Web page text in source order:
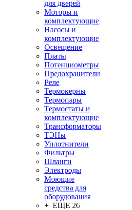
для дверей
Моторы и
комплектующие
Насосы и
комплектующие
Освещение
Платы
Потенциометры
Предохранители
Реле
Термокерны
Термопары
Термостаты и
комплектующие
Трансформаторы
ТЭНы
Уплотнители
Фильтры
Шланги
Электроды
Моющие
средства для
оборудования
+ ЕЩЕ 26